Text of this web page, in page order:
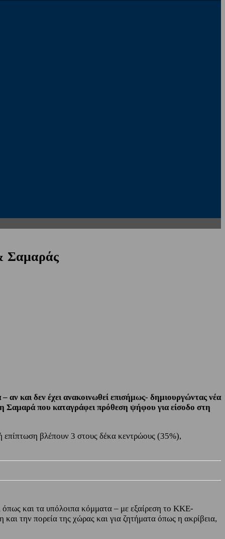
Σαμαράς
και δεν έχει ανακοινωθεί επισήμως- δημιουργώντας νέα
Σαμαρά που καταγράφει πρόθεση ψήφου για είσοδο στη
επίπτωση βλέπουν 3 στους δέκα κεντρώους (35%),
και τα υπόλοιπα κόμματα – με εξαίρεση το ΚΚΕ-
και την πορεία της χώρας και για ζητήματα όπως η ακρίβεια,